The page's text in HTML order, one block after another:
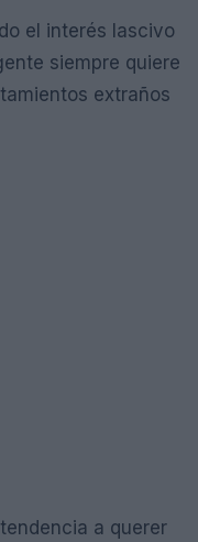
el interés lascivo
siempre quiere
extraños
a querer